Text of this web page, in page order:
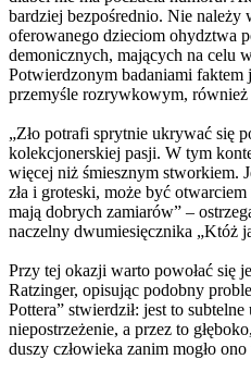
bardziej bezpośrednio. Nie należy
oferowanego dzieciom ohydztwa
demonicznych, mających na celu
Potwierdzonym badaniami faktem
przemyśle rozrywkowym,
„Zło potrafi sprytnie ukrywać się
kolekcjonerskiej pasji. W tym
więcej niż śmiesznym stworkiem.
zła i groteski, może być
mają dobrych zamiarów” –
naczelny dwumiesięcznika „Któż
Przy tej okazji warto powołać się
Ratzinger, opisując podobny
Pottera” stwierdził: jest to
niepostrzeżenie, a przez to
duszy człowieka zanim mogło